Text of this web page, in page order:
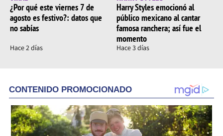
¿Por qué este viernes 7 de
agosto es festivo?: datos que
no sabías
Hace 2 días
Harry Styles emocionó al
público mexicano al cantar
famosa ranchera; así fue el
momento
Hace 3 días